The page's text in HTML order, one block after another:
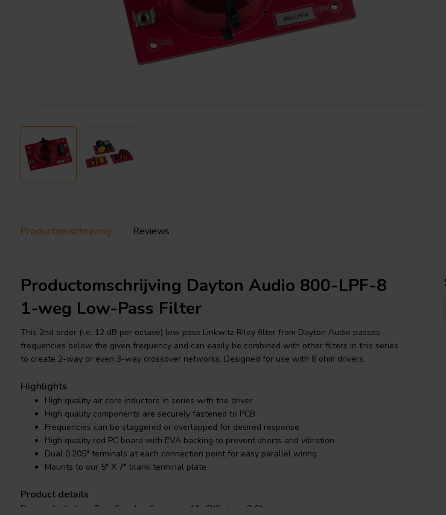
Productomschrijving Reviews
Productomschrijving Dayton Audio 800-LPF-8
1-weg Low-Pass Filter
This 2nd order (i.e. 12 dB per octave) low pass Linkwitz-Riley filter from Dayton Audio passes
frequencies below the given frequency and can easily be combined with other filters in this series
to create 2-way or even 3-way crossover networks. Designed for use with 8 ohm drivers.
Highlights
High quality air core inductors in series with the driver
High quality components are securely fastened to PCB
Frequencies can be staggered or overlapped for desired response
High quality red PC board with EVA backing to prevent shorts and vibration
Dual 0.205" terminals at each connection point for easy parallel wiring
Mounts to our 5" X 7" blank terminal plate
Product details
Dayton Audio Low Pass Speaker Crossover 12 dB/Octave, 8 Ohm